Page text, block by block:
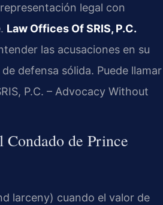
legal con
Law Offices Of SRIS, P.C.
las acusaciones en su
defensa sólida. Puede llamar
P.C. – Advocacy Without
de Prince
larceny) cuando el valor de